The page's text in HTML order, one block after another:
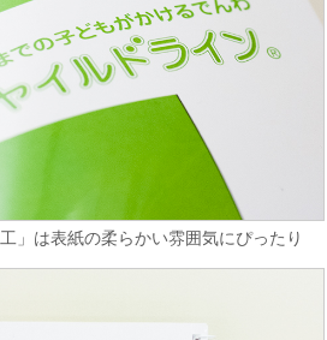
」は表紙の柔らかい雰囲気にぴったり